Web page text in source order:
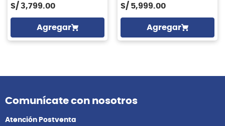
S/ 3,799.00
Agregar
S/ 5,999.00
Agregar
Comunícate con nosotros
Atención Postventa